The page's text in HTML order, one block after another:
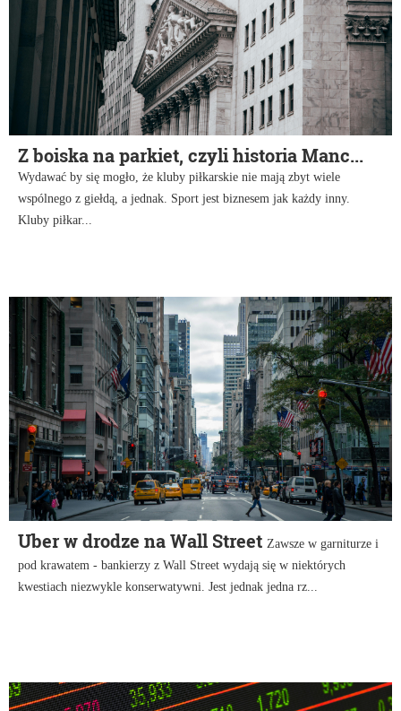
Z boiska na parkiet, czyli historia Manc...
Wydawać by się mogło, że kluby piłkarskie nie mają zbyt wiele
wspólnego z giełdą, a jednak. Sport jest biznesem jak każdy inny.
Kluby piłkar...
Uber w drodze na Wall Street Zawsze w garniturze i
pod krawatem - bankierzy z Wall Street wydają się w niektórych
kwestiach niezwykle konserwatywni. Jest jednak jedna rz...